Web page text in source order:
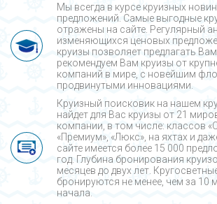
Мы всегда в курсе круизных
предложений. Самые выгодные
отражены на сайте. Регулярный
изменяющихся ценовых
круизы позволяет предлагать
рекомендуем Вам круизы от
компаний в мире, с новейшим
продвинутыми инновациями.
Круизный поисковик на нашем
найдет для Вас круизы от 21
компании, в том числе: классов
«Премиум», «Люкс», на яхтах и
сайте имеется более 15 000
год. Глубина бронирования
месяцев до двух лет.
бронируются не менее, чем за 10
начала.